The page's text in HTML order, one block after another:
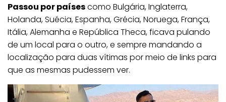
Passou por paísescomo Bulgária, Inglaterra,
Holanda, Suécia, Espanha, Grécia, Noruega, França,
Itália, Alemanha e República Theca, ficava pulando
de um local para o outro, e sempre mandando a
localização para duas vítimas por meio de links para
que as mesmas pudessem ver.